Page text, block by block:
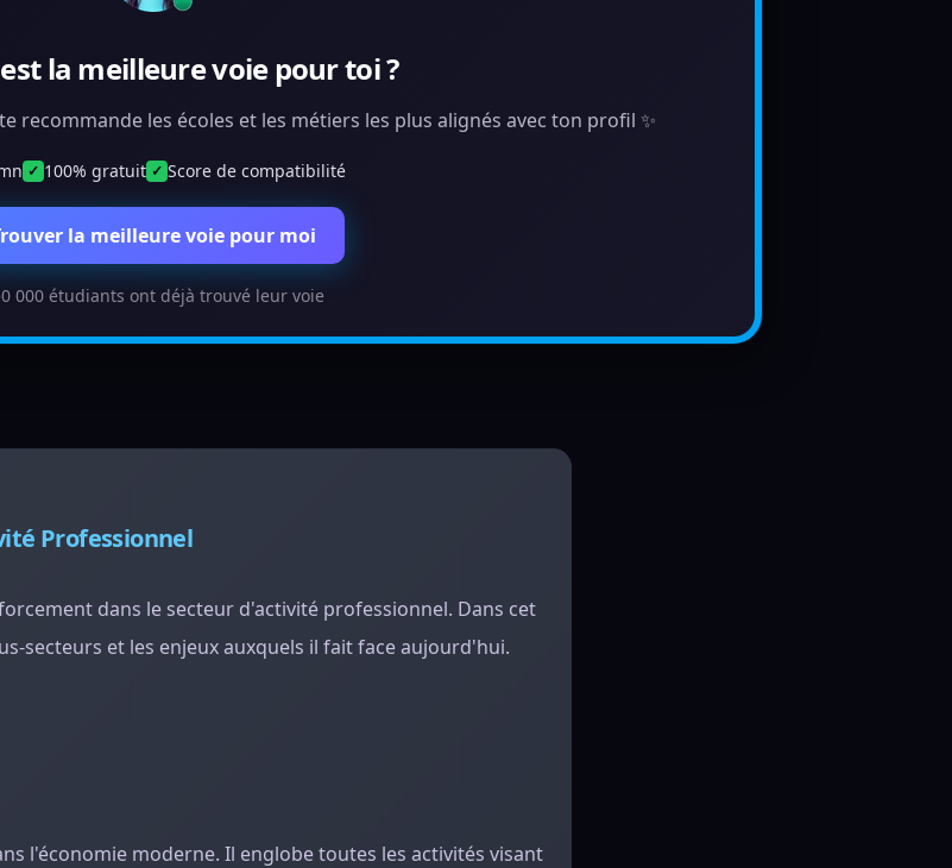
la meilleure voie pour toi ?
recommande les écoles et les métiers les plus alignés avec ton profil ✨
✓ 100% gratuit ✓ Score de compatibilité
la meilleure voie pour moi
000 étudiants ont déjà trouvé leur voie
Professionnel
dans le secteur d'activité professionnel. Dans cet
secteurs et les enjeux auxquels il fait face aujourd'hui.
l'économie moderne. Il englobe toutes les activités visant